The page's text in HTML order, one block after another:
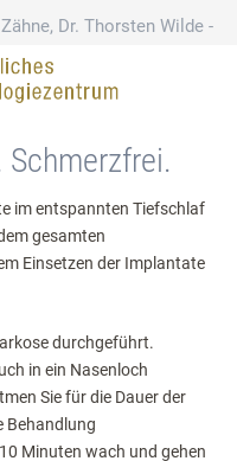
Dr. Thorsten Wilde -
Schloßstraße 110
030 79 78 75 70
Schmerzfrei.
im entspannten Tiefschlaf
gesamten
Einsetzen der Implantate
durchgeführt.
in ein Nasenloch
Sie für die Dauer der
Behandlung
Minuten wach und gehen